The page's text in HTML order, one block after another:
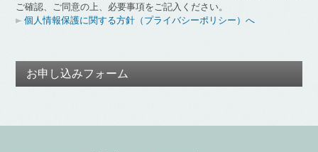
ご確認、ご同意の上、必要事項をご記入ください。
個人情報保護に関する方針（プライバシーポリシー）へ
お申し込みフォーム